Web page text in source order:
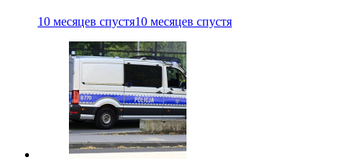
10 месяцев спустя10 месяцев спустя